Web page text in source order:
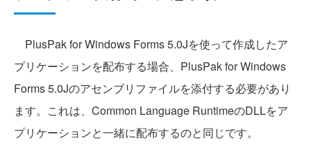
PlusPak for Windows Forms 5.0Jを使って作成したア
プリケーションを配布する場合、PlusPak for Windows
Forms 5.0Jのアセンブリファイルを添付する必要があり
ます。これは、Common Language RuntimeのDLLをア
プリケーションと一緒に配布するのと同じです。